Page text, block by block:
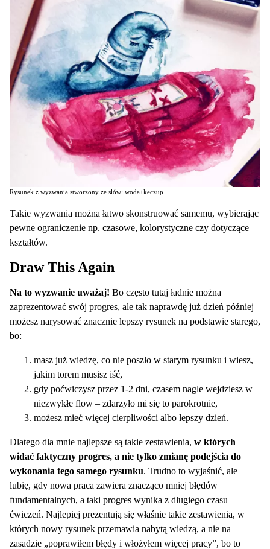
Rysunek z wyzwania stworzony ze słów: woda+keczup.
Takie wyzwania można łatwo skonstruować samemu, wybierając
pewne ograniczenie np. czasowe, kolorystyczne czy dotyczące
kształtów.
Draw This Again
Na to wyzwanie uważaj! Bo często tutaj ładnie można
zaprezentować swój progres, ale tak naprawdę już dzień później
możesz narysować znacznie lepszy rysunek na podstawie starego,
bo:
masz już wiedzę, co nie poszło w starym rysunku i wiesz,
jakim torem musisz iść,
gdy poćwiczysz przez 1-2 dni, czasem nagle wejdziesz w
niezwykłe flow – zdarzyło mi się to parokrotnie,
możesz mieć więcej cierpliwości albo lepszy dzień.
Dlatego dla mnie najlepsze są takie zestawienia, w których
widać faktyczny progres, a nie tylko zmianę podejścia do
wykonania tego samego rysunku. Trudno to wyjaśnić, ale
lubię, gdy nowa praca zawiera znacząco mniej błędów
fundamentalnych, a taki progres wynika z długiego czasu
ćwiczeń. Najlepiej prezentują się właśnie takie zestawienia, w
których nowy rysunek przemawia nabytą wiedzą, a nie na
zasadzie „poprawiłem błędy i włożyłem więcej pracy”, bo to